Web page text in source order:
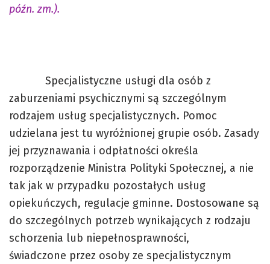
późn. zm.).
Specjalistyczne usługi dla osób z
zaburzeniami psychicznymi są szczególnym
rodzajem usług specjalistycznych. Pomoc
udzielana jest tu wyróżnionej grupie osób. Zasady
jej przyznawania i odpłatności określa
rozporządzenie Ministra Polityki Społecznej, a nie
tak jak w przypadku pozostałych usług
opiekuńczych, regulacje gminne. Dostosowane są
do szczególnych potrzeb wynikających z rodzaju
schorzenia lub niepełnosprawności,
świadczone przez osoby ze specjalistycznym